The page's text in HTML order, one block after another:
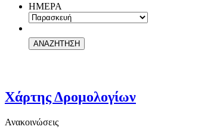
ΗΜΕΡΑ
Χάρτης Δρομολογίων
Ανακοινώσεις